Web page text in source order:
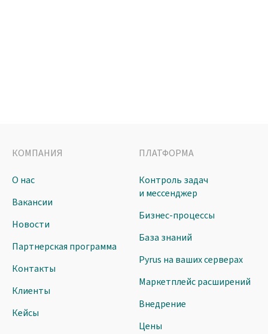
КОМПАНИЯ
О нас
Вакансии
Новости
Партнерская программа
Контакты
Клиенты
Кейсы
ПЛАТФОРМА
Контроль задач
и мессенджер
Бизнес-процессы
База знаний
Pyrus на ваших серверах
Маркетплейс расширений
Внедрение
Цены